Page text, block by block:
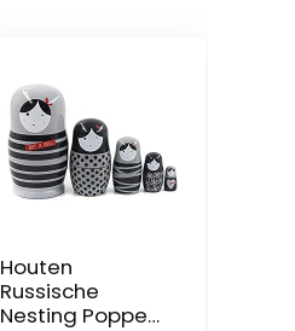
Houten
Russische
Nesting Poppen